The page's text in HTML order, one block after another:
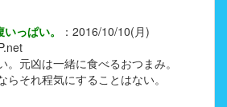
っぱい。 ： 2016/10/10(月)
元凶は一緒に食べるおつまみ。
らそれ程気にすることはない。